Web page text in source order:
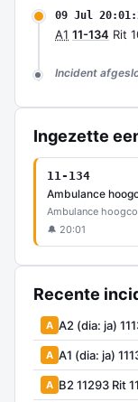
09 Jul
A1 11-134 Rit
Incident
Ingezette
11-134
Ambulance
Ambulance
🔔 20:01
Recente
A A2 (dia: ja)
A A1 (dia: ja)
A B2 11293 Rit